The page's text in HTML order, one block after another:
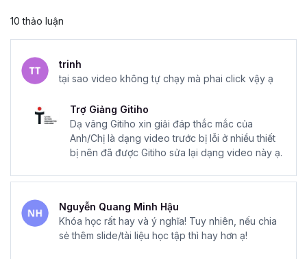
10 thảo luận
trinh
tại sao video không tự chạy mà phai click vậy ạ
Trợ Giảng Gitiho
Dạ vâng Gitiho xin giải đáp thắc mắc của
Anh/Chị là dạng video trước bị lỗi ở nhiều thiết
bị nên đã được Gitiho sửa lại dạng video này ạ.
Nguyễn Quang Minh Hậu
Khóa học rất hay và ý nghĩa! Tuy nhiên, nếu chia
sẻ thêm slide/tài liệu học tập thì hay hơn ạ!